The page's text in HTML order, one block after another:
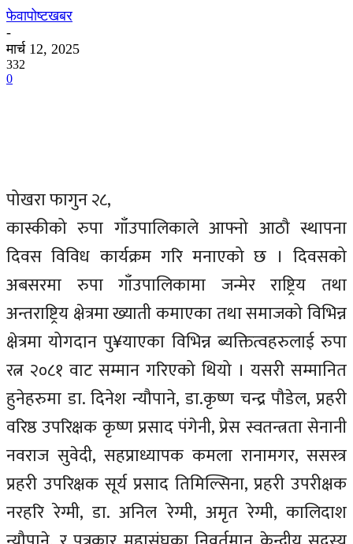
फेवापोष्टखबर
-
मार्च 12, 2025
332
0
पोखरा फागुन २८,
कास्कीको रुपा गाँउपालिकाले आफ्नो आठौ स्थापना
दिवस विविध कार्यक्रम गरि मनाएको छ । दिवसको
अबसरमा रुपा गाँउपालिकामा जन्मेर राष्ट्रिय तथा
अन्तराष्ट्रिय क्षेत्रमा ख्याती कमाएका तथा समाजको विभिन्न
क्षेत्रमा योगदान पु¥याएका विभिन्न ब्यक्तित्वहरुलाई रुपा
रत्न २०८१ वाट सम्मान गरिएको थियो । यसरी सम्मानित
हुनेहरुमा डा. दिनेश न्यौपाने, डा.कृष्ण चन्द्र पौडेल, प्रहरी
वरिष्ठ उपरिक्षक कृष्ण प्रसाद पंगेनी, प्रेस स्वतन्त्रता सेनानी
नवराज सुवेदी, सहप्राध्यापक कमला रानामगर, ससस्त्र
प्रहरी उपरिक्षक सूर्य प्रसाद तिमिल्सिना, प्रहरी उपरीक्षक
नरहरि रेग्मी, डा. अनिल रेग्मी, अमृत रेग्मी, कालिदाश